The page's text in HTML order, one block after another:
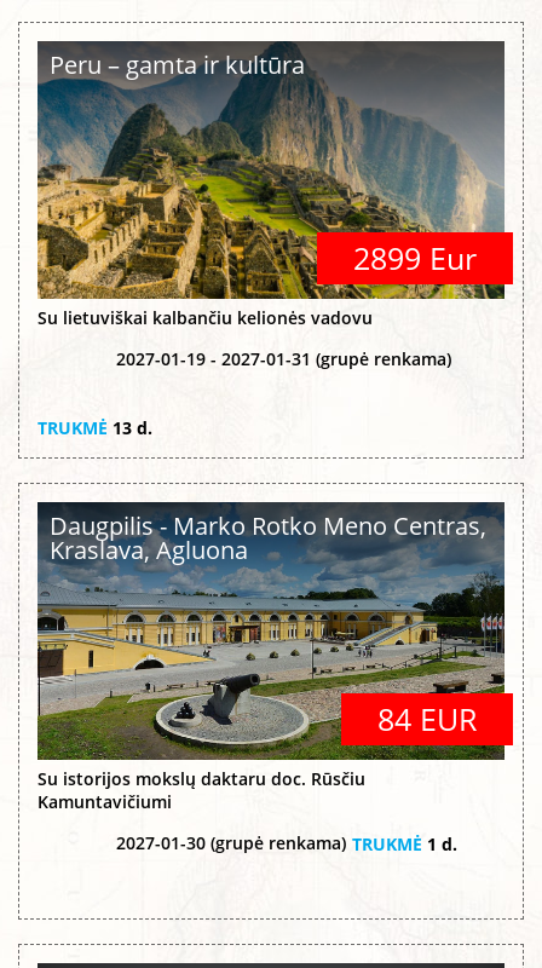
Peru – gamta ir kultūra
2899 Eur
Su lietuviškai kalbančiu kelionės vadovu
2027-01-19 - 2027-01-31 (grupė renkama)
TRUKMĖ 13 d.
Daugpilis - Marko Rotko Meno Centras,
Kraslava, Agluona
84 EUR
Su istorijos mokslų daktaru doc. Rūsčiu
Kamuntavičiumi
2027-01-30 (grupė renkama) TRUKMĖ 1 d.